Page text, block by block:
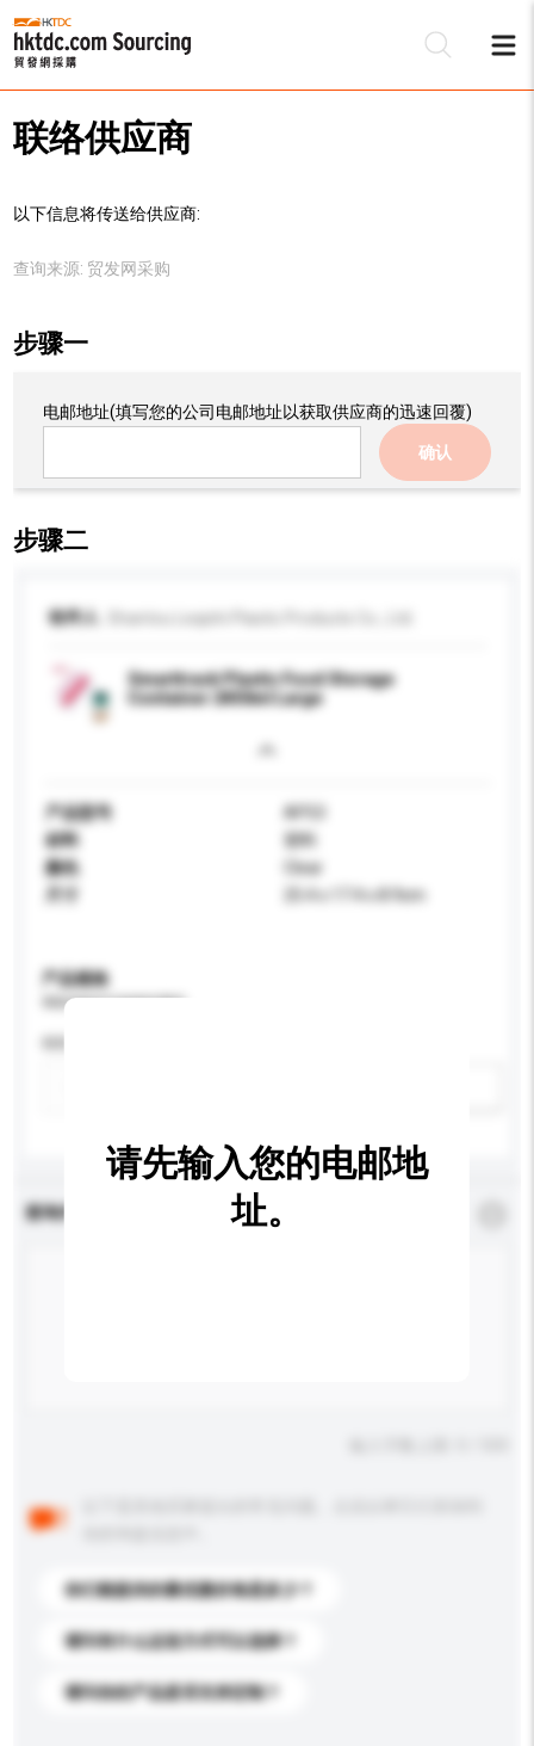
联络供应商
以下信息将传送给供应商:
查询来源: 贸发网采购
步骤一
电邮地址(填写您的公司电邮地址以获取供应商的迅速回覆)
确认
步骤二
收件人
Smarttrack Plastic Food Storage
Container 2450ml Large
产品型号
AP53
材料
塑料
颜色
Clear
25.4 x 17.4 x 8.9cm
产品规格
请提供您对产品的特定要求。
查询内容
你们能提供的最优惠价格是多少？
请问有什么运送方式可以选择？
请问你的产品是否支持定制？
请先输入您的电邮地
址。